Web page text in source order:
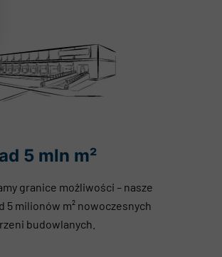
granice możliwości – nasze
5 milionów m² nowoczesnych
budowlanych.
5 mln m²